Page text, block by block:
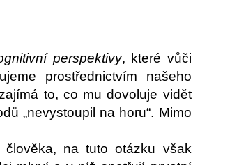
perspektivy, které vůči
prostřednictvím našeho
to, co mu dovoluje vidět
„nevystoupil na horu“. Mimo
na tuto otázku však